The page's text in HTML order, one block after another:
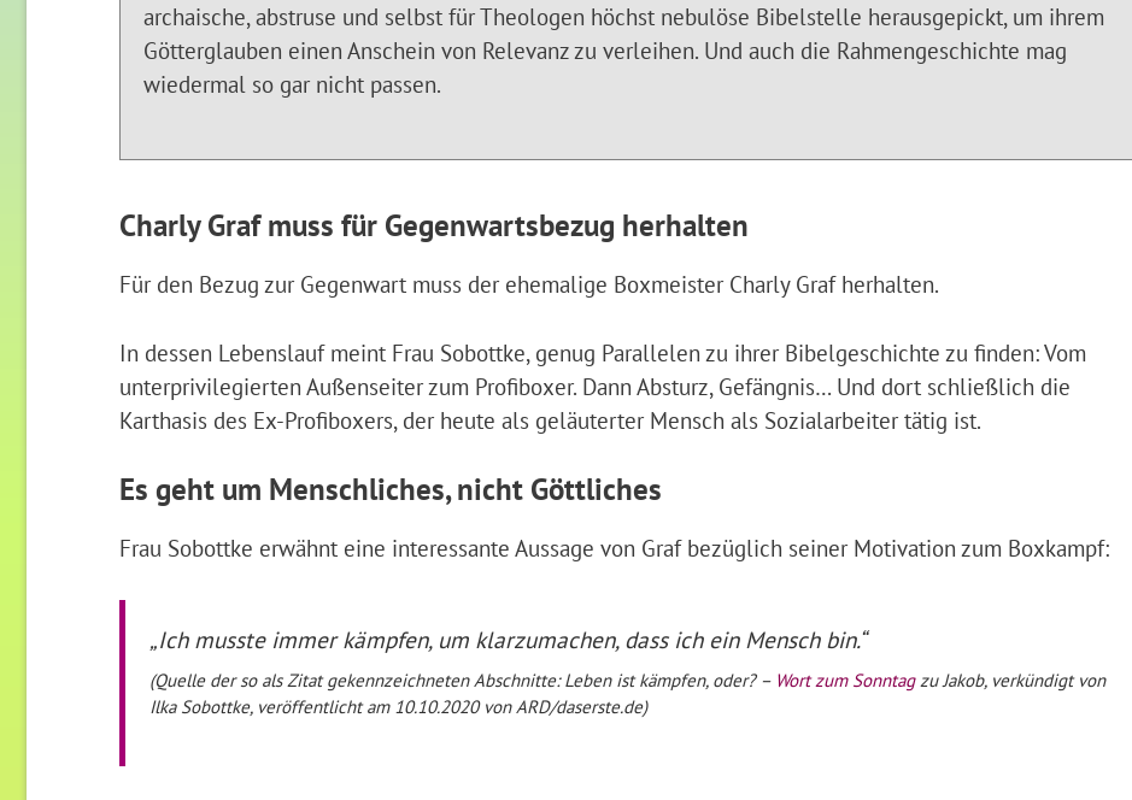
archaische, abstruse und selbst für Theologen höchst nebulöse Bibelstelle herausgepickt, um ihrem
Götterglauben einen Anschein von Relevanz zu verleihen. Und auch die Rahmengeschichte mag
wiedermal so gar nicht passen.
Charly Graf muss für Gegenwartsbezug herhalten
Für den Bezug zur Gegenwart muss der ehemalige Boxmeister Charly Graf herhalten.
In dessen Lebenslauf meint Frau Sobottke, genug Parallelen zu ihrer Bibelgeschichte zu finden: Vom
unterprivilegierten Außenseiter zum Profiboxer. Dann Absturz, Gefängnis… Und dort schließlich die
Karthasis des Ex-Profiboxers, der heute als geläuterter Mensch als Sozialarbeiter tätig ist.
Es geht um Menschliches, nicht Göttliches
Frau Sobottke erwähnt eine interessante Aussage von Graf bezüglich seiner Motivation zum Boxkampf:
„Ich musste immer kämpfen, um klarzumachen, dass ich ein Mensch bin.“
(Quelle der so als Zitat gekennzeichneten Abschnitte: Leben ist kämpfen, oder? – Wort zum Sonntagzu Jakob, verkündigt von
Ilka Sobottke, veröffentlicht am 10.10.2020 von ARD/daserste.de)